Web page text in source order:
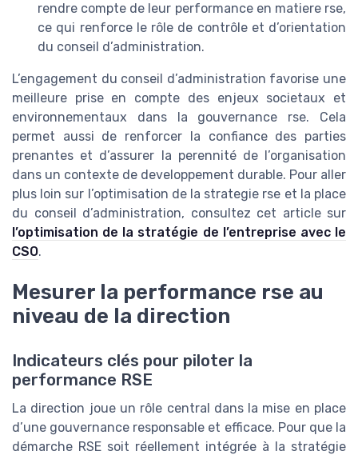
rendre compte de leur performance en matiere rse,
ce qui renforce le rôle de contrôle et d’orientation
du conseil d’administration.
L’engagement du conseil d’administration favorise une
meilleure prise en compte des enjeux societaux et
environnementaux dans la gouvernance rse. Cela
permet aussi de renforcer la confiance des parties
prenantes et d’assurer la perennité de l’organisation
dans un contexte de developpement durable. Pour aller
plus loin sur l’optimisation de la strategie rse et la place
du conseil d’administration, consultez cet article sur
l’optimisation de la stratégie de l’entreprise avec le
CSO.
Mesurer la performance rse au
niveau de la direction
Indicateurs clés pour piloter la
performance RSE
La direction joue un rôle central dans la mise en place
d’une gouvernance responsable et efficace. Pour que la
démarche RSE soit réellement intégrée à la stratégie